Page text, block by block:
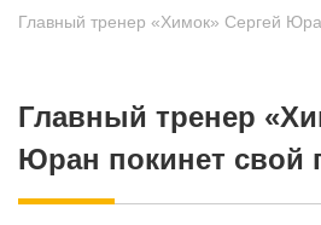
Главный тренер «Химок» Сергей
Главный тренер
Юран покинет свой